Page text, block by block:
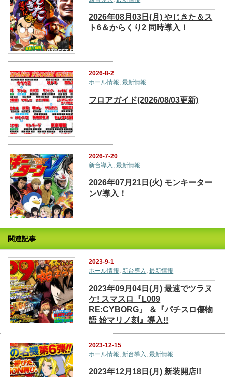
2026年08月03日(月) やじきた＆ス
ト6＆からくり2 同時導入！
2026-8-2
ホール情報,最新情報
フロアガイド(2026/08/03更新)
2026-7-20
新台導入 ,最新情報
2026年07月21日(火) モンキーター
ンV導入！
関連記事
2023-9-1
ホール情報 新台導入 ,最新情報
2023年09月04日(月) 最速でツラヌ
ケ! スマスロ『L009
RE:CYBORG』 ＆『パチスロ傷物
語 始マリノ刻』導入!!
2023-12-15
ホール情報 新台導入 ,最新情報
2023年12月18日(月) 新装開店!!